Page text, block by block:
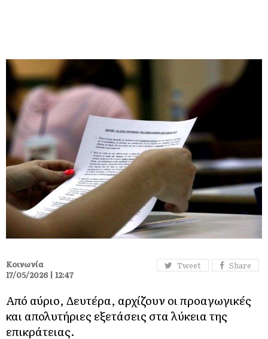
Tweet Share
Κοινωνία
17/05/2026 | 12:47
Από αύριο, Δευτέρα, αρχίζουν οι προαγωγικές
και απολυτήριες εξετάσεις στα λύκεια της
επικράτειας.